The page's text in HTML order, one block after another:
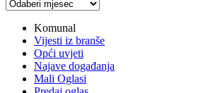
Arhiva
Komunal
Vijesti iz branše
Opći uvjeti
Najave događanja
Mali Oglasi